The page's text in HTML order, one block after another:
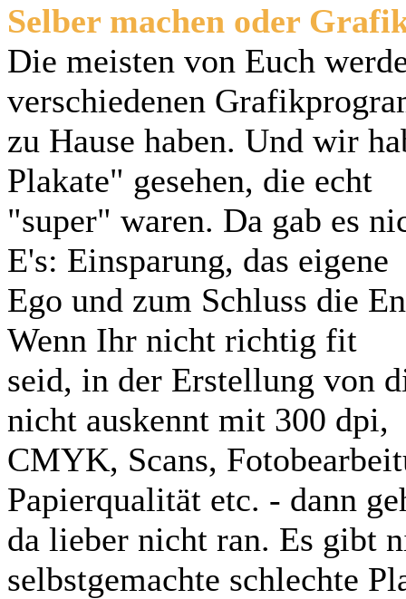
Selber machen oder
Die meisten von Euch
verschiedenen
zu Hause haben. Und wir
Plakate" gesehen, die echt
"super" waren. Da gab es
E's: Einsparung, das eigene
Ego und zum Schluss die
Wenn Ihr nicht richtig fit
seid, in der Erstellung von
nicht auskennt mit 300 dpi,
CMYK, Scans,
Papierqualität etc. - dann
da lieber nicht ran. Es gibt
selbstgemachte schlechte